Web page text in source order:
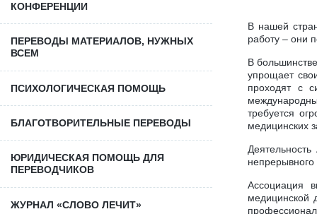
В нашей
работу – они
В
упрощает
проходят с
требуется
медицинских
Ассоциация
медицинской
КОНФЕРЕНЦИИ
ПЕРЕВОДЫ МАТЕРИАЛОВ, НУЖНЫХ
ВСЕМ
ПCИХОЛОГИЧЕСКАЯ ПОМОЩЬ
БЛАГОТВОРИТЕЛЬНЫЕ ПЕРЕВОДЫ
ЮРИДИЧЕСКАЯ ПОМОЩЬ ДЛЯ
ПЕРЕВОДЧИКОВ
ЖУРНАЛ «СЛОВО ЛЕЧИТ»